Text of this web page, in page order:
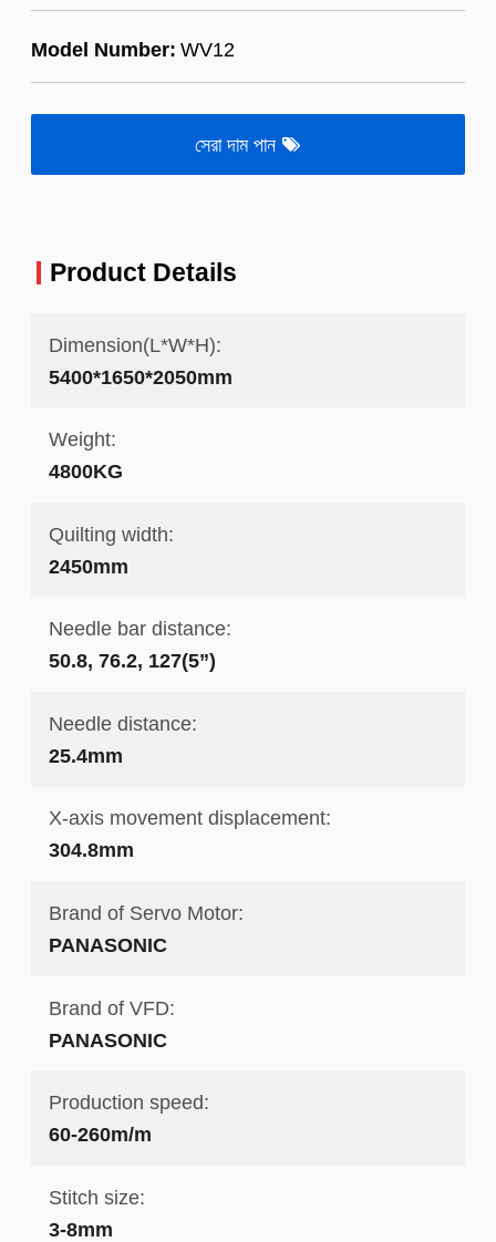
Model Number: WV12
সেরা দাম পান
Product Details
Dimension(L*W*H):
5400*1650*2050mm
Weight:
4800KG
Quilting width:
2450mm
Needle bar distance:
50.8, 76.2, 127(5”)
Needle distance:
25.4mm
X-axis movement displacement:
304.8mm
Brand of Servo Motor:
PANASONIC
Brand of VFD:
PANASONIC
Production speed:
60-260m/m
Stitch size:
3-8mm